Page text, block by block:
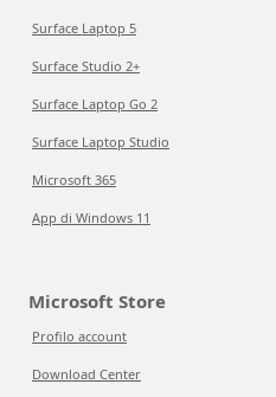
Surface Laptop 5
Surface Studio 2+
Surface Laptop Go 2
Surface Laptop Studio
Microsoft 365
App di Windows 11
Microsoft Store
Profilo account
Download Center